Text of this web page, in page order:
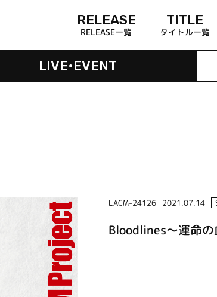
RELEASE
RELEASE一覧
TITLE
タイトル一覧
LIVE•EVENT
LACM-24126 2021.07.14
Bloodlines～運命の